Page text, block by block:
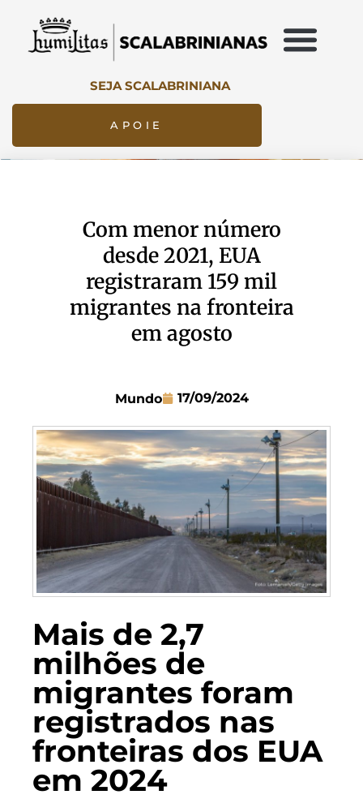
SEJA SCALABRINIANA
APOIE
Com menor número
desde 2021, EUA
registraram 159 mil
migrantes na fronteira
em agosto
Mundo 17/09/2024
Mais de 2,7
milhões de
migrantes foram
registrados nas
fronteiras dos EUA
em 2024